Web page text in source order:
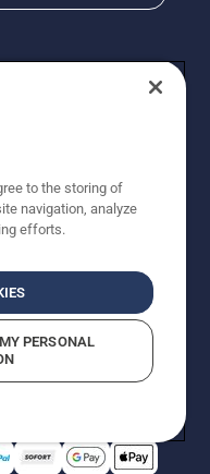
vorbehalten. Bei
um unverbindliche
der gesetzlichen
sei denn sie sind für
Datenschutzerklärung
melden
to the storing of
navigation, analyze
efforts.
PERSONAL